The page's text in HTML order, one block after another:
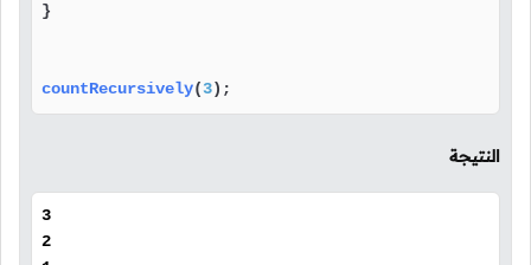
}
countRecursively(3);
النتيجة
3
2